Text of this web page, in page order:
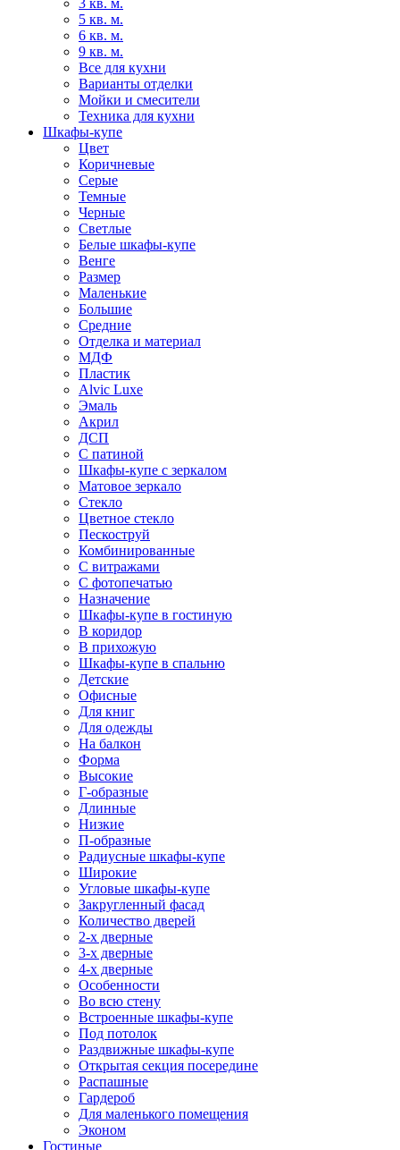
3 кв. м.
5 кв. м.
6 кв. м.
9 кв. м.
Все для кухни
Варианты отделки
Мойки и смесители
Техника для кухни
Шкафы-купе
Цвет
Коричневые
Серые
Темные
Черные
Светлые
Белые шкафы-купе
Венге
Размер
Маленькие
Большие
Средние
Отделка и материал
МДФ
Пластик
Alvic Luxe
Эмаль
Акрил
ДСП
С патиной
Шкафы-купе с зеркалом
Матовое зеркало
Стекло
Цветное стекло
Пескоструй
Комбинированные
С витражами
С фотопечатью
Назначение
Шкафы-купе в гостиную
В коридор
В прихожую
Шкафы-купе в спальню
Детские
Офисные
Для книг
Для одежды
На балкон
Форма
Высокие
Г-образные
Длинные
Низкие
П-образные
Радиусные шкафы-купе
Широкие
Угловые шкафы-купе
Закругленный фасад
Количество дверей
2-х дверные
3-х дверные
4-х дверные
Особенности
Во всю стену
Встроенные шкафы-купе
Под потолок
Раздвижные шкафы-купе
Открытая секция посередине
Распашные
Гардероб
Для маленького помещения
Эконом
Гостиные